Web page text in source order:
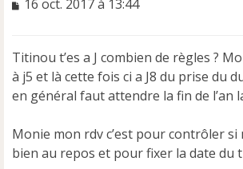
s
a
g
e
n
l
16 oct. 2017 à 13:44
Titinou t’es a J combien de règles ?
à j5 et là cette fois ci a J8 du prise du
en général faut attendre la fin de l’an
Monie mon rdv c’est pour contrôler si
bien au repos et pour fixer la date du